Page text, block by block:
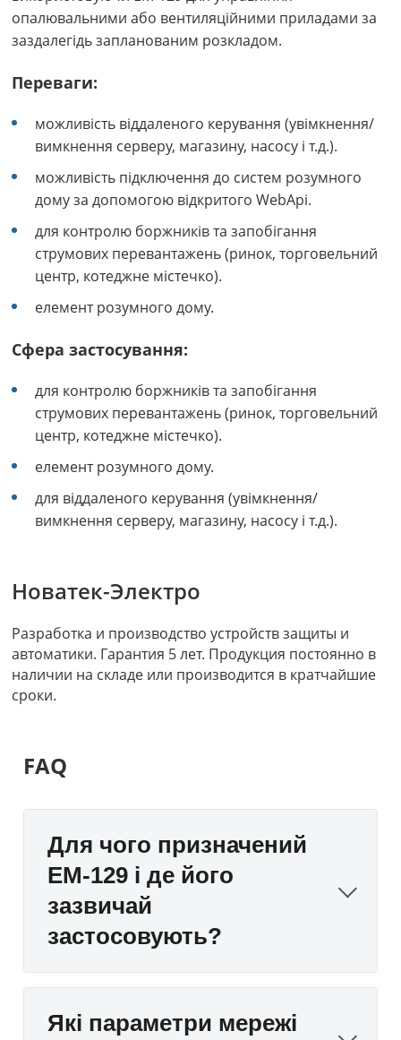
опалювальними або вентиляційними приладами за
заздалегідь запланованим розкладом.
Переваги:
можливість віддаленого керування (увімкнення/
вимкнення серверу, магазину, насосу і т.д.).
можливість підключення до систем розумного
дому за допомогою відкритого WebApi.
для контролю боржників та запобігання
струмових перевантажень (ринок, торговельний
центр, котеджне містечко).
елемент розумного дому.
Сфера застосування:
для контролю боржників та запобігання
струмових перевантажень (ринок, торговельний
центр, котеджне містечко).
елемент розумного дому.
для віддаленого керування (увімкнення/
вимкнення серверу, магазину, насосу і т.д.).
Новатек-Электро
Разработка и производство устройств защиты и
автоматики. Гарантия 5 лет. Продукция постоянно в
наличии на складе или производится в кратчайшие
сроки.
FAQ
Для чого призначений
EM-129 і де його
зазвичай
застосовують?
Які параметри мережі